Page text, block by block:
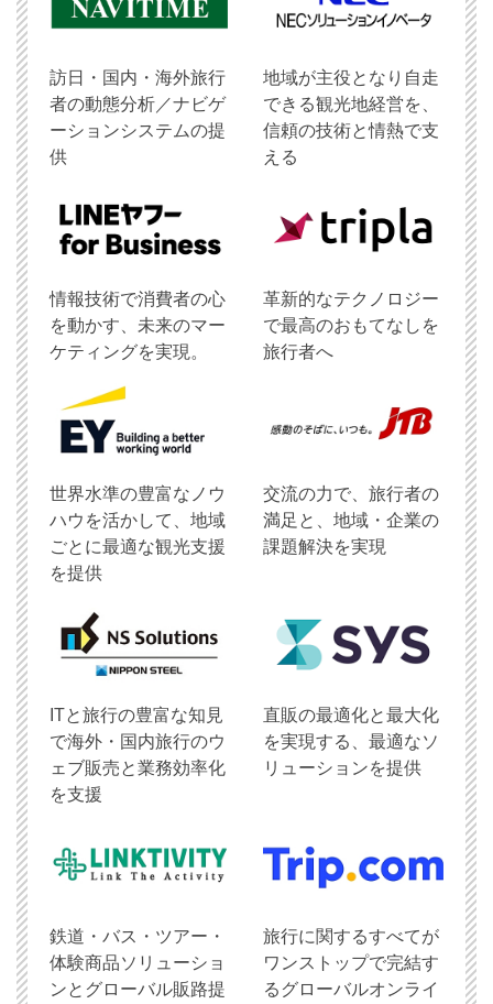
訪日・国内・海外旅行
者の動態分析／ナビゲ
ーションシステムの提
供
地域が主役となり自走
できる観光地経営を、
信頼の技術と情熱で支
える
情報技術で消費者の心
を動かす、未来のマー
ケティングを実現。
革新的なテクノロジー
で最高のおもてなしを
旅行者へ
世界水準の豊富なノウ
ハウを活かして、地域
ごとに最適な観光支援
を提供
交流の力で、旅行者の
満足と、地域・企業の
課題解決を実現
ITと旅行の豊富な知見
で海外・国内旅行のウ
ェブ販売と業務効率化
を支援
直販の最適化と最大化
を実現する、最適なソ
リューションを提供
鉄道・バス・ツアー・
体験商品ソリューショ
ンとグローバル販路提
旅行に関するすべてが
ワンストップで完結す
るグローバルオンライ